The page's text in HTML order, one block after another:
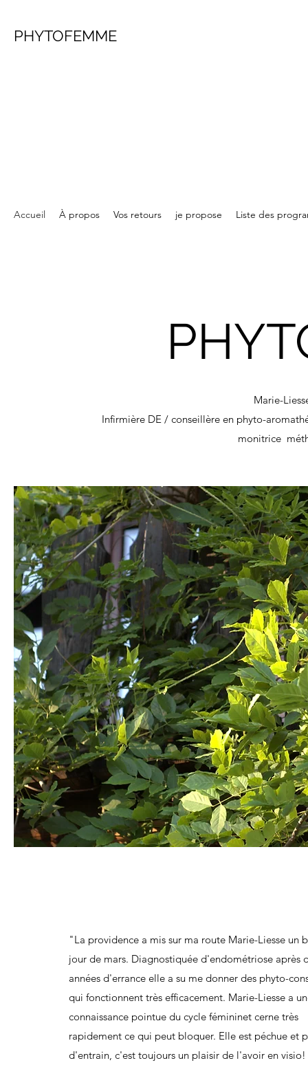
PHYTOFEMME
Accueil À propos Vos retours je propose Liste des
Marie-
Infirmière DE / conseillère en phyto-
monitrice
"La providence a mis sur ma route Marie-Liesse un
jour de mars. Diagnostiquée d'endométriose après
années d'errance elle a su me donner des phyto-
qui fonctionnent très efficacement. Marie-Liesse a
connaissance pointue du cycle fémininet cerne très
rapidement ce qui peut bloquer. Elle est péchue et
d'entrain, c'est toujours un plaisir de l'avoir en